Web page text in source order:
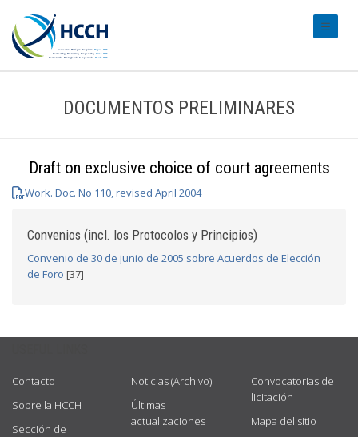
DOCUMENTOS PRELIMINARES
Draft on exclusive choice of court agreements
Work. Doc. No 110, revised April 2004
Convenios (incl. los Protocolos y Principios)
Convenio de 30 de junio de 2005 sobre Acuerdos de Elección
de Foro [37]
Contacto
Sobre la HCCH
Sección de
Noticias (Archivo)
Últimas
actualizaciones
Convocatorias de
licitación
Mapa del sitio